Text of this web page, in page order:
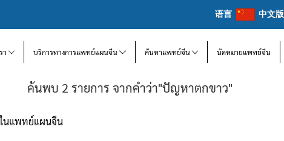
语言 中文版
า บริการทางการแพทย์แผนจีน ค้นหาแพทย์จีน นัดหมายแพทย์จีน
ค้นพบ 2 รายการ จากคำว่า"ปัญหาตกขาว"
ในแพทย์แผนจีน